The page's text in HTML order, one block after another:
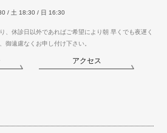
/ 土 18:30 / 日 16:30
、休診日以外であればご希望により朝 早くでも夜遅く
御遠慮なくお申し付け下さい。
アクセス